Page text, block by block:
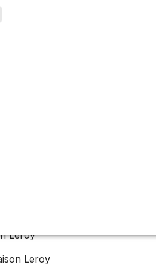
2018
Leroy, one of
Leroy
Leroy